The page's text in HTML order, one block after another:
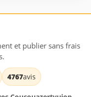
et publier sans frais
4767avis